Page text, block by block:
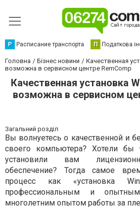
Р Расписание транспорта П Податкова
Головна Бізнес новини
Качественная
возможна в сервисном центре RemComp
Качественная установка
возможна в сервисном
Загальний розділ
Вы волнуетесь о качественной и
своего компьютера? Хотели бы
установили вам
обеспечение? Тогда самое
процесс как «установка
профессиональным и
многолетним опытом работы за